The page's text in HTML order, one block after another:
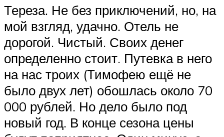
Тереза. Не без приключений, но, на
мой взгляд, удачно. Отель не
дорогой. Чистый. Своих денег
определенно стоит. Путевка в него
на нас троих (Тимофею ещё не
было двух лет) обошлась около 70
000 рублей. Но дело было под
новый год. В конце сезона цены